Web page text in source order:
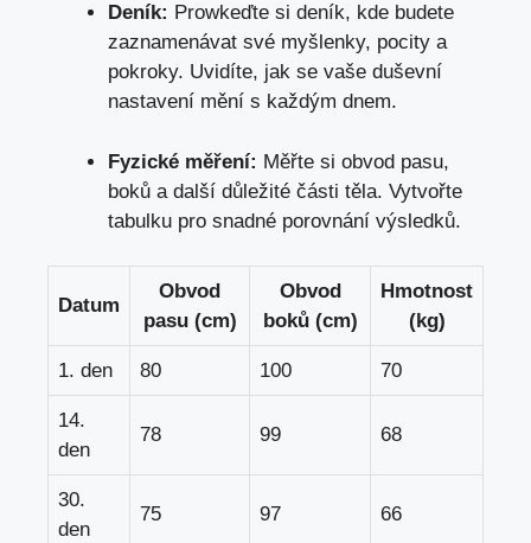
Deník: Prowkeďte si deník, kde budete
zaznamenávat své myšlenky, pocity a
pokroky. Uvidíte, jak se vaše duševní
nastavení mění s každým dnem.
Fyzické měření: Měřte si obvod pasu,
boků a další důležité části těla. Vytvořte
tabulku pro snadné porovnání výsledků.
Datum
Obvod
pasu (cm)
Obvod
boků (cm)
Hmotnost
(kg)
1. den 80 100 70
14.
den
78 99 68
30.
den
75 97 66